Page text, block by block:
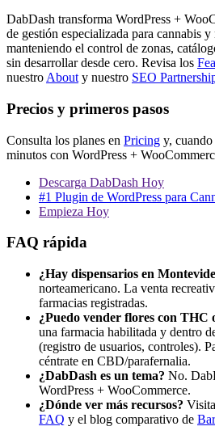
DabDash transforma WordPress +
de gestión especializada para cannabis
manteniendo el control de zonas,
sin desarrollar desde cero. Revisa los
nuestro About y nuestro SEO
Precios y primeros pasos
Consulta los planes en Pricing y, cuando
minutos con WordPress +
Descarga DabDash Hoy
#1 Plugin de WordPress para
Empieza Hoy
FAQ rápida
¿Hay dispensarios en
norteamericano. La venta
farmacias registradas.
¿Puedo vender flores con THC
una farmacia habilitada y dentro
(registro de usuarios, controles).
céntrate en CBD/parafernalia.
¿DabDash es un tema? No.
WordPress + WooCommerce.
¿Dónde ver más recursos?
FAQ y el blog comparativo de